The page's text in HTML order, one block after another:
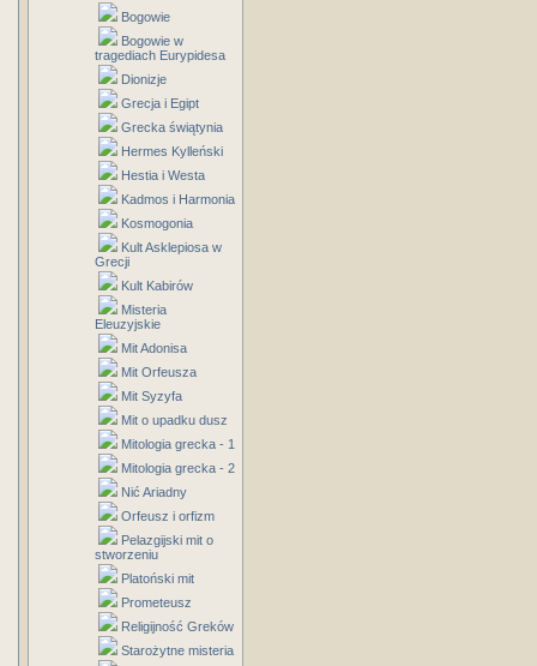
Bogowie
Bogowie w
tragediach Eurypidesa
Dionizje
Grecja i Egipt
Grecka świątynia
Hermes Kylleński
Hestia i Westa
Kadmos i Harmonia
Kosmogonia
Kult Asklepiosa w
Grecji
Kult Kabirów
Misteria
Eleuzyjskie
Mit Adonisa
Mit Orfeusza
Mit Syzyfa
Mit o upadku dusz
Mitologia grecka - 1
Mitologia grecka - 2
Nić Ariadny
Orfeusz i orfizm
Pelazgijski mit o
stworzeniu
Platoński mit
Prometeusz
Religijność Greków
Starożytne misteria